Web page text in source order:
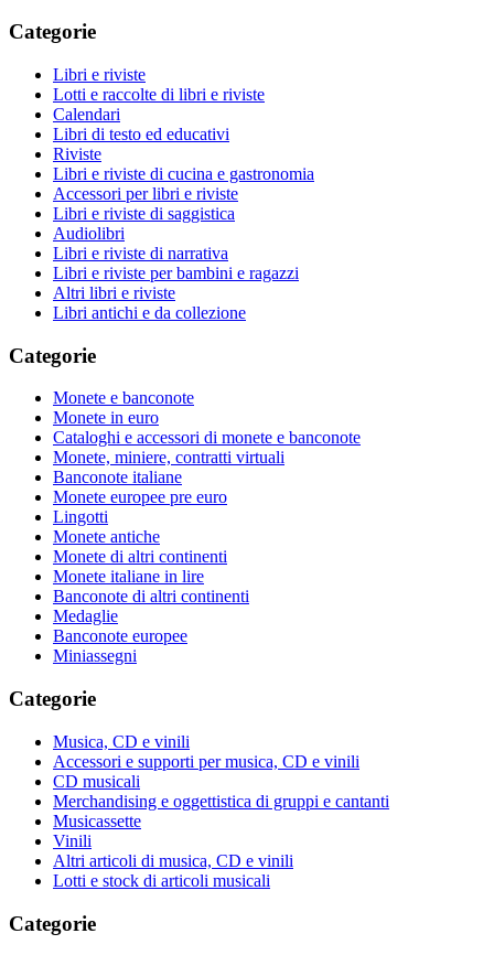
Categorie
Libri e riviste
Lotti e raccolte di libri e riviste
Calendari
Libri di testo ed educativi
Riviste
Libri e riviste di cucina e gastronomia
Accessori per libri e riviste
Libri e riviste di saggistica
Audiolibri
Libri e riviste di narrativa
Libri e riviste per bambini e ragazzi
Altri libri e riviste
Libri antichi e da collezione
Categorie
Monete e banconote
Monete in euro
Cataloghi e accessori di monete e banconote
Monete, miniere, contratti virtuali
Banconote italiane
Monete europee pre euro
Lingotti
Monete antiche
Monete di altri continenti
Monete italiane in lire
Banconote di altri continenti
Medaglie
Banconote europee
Miniassegni
Categorie
Musica, CD e vinili
Accessori e supporti per musica, CD e vinili
CD musicali
Merchandising e oggettistica di gruppi e cantanti
Musicassette
Vinili
Altri articoli di musica, CD e vinili
Lotti e stock di articoli musicali
Categorie